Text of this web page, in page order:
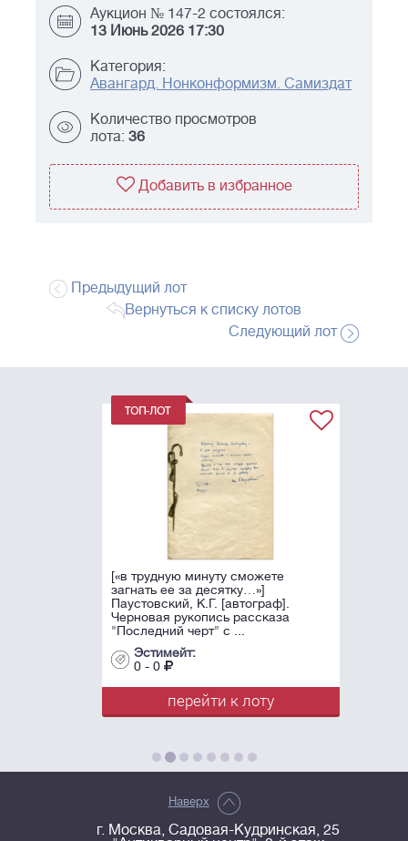
Аукцион № 147-2 состоялся:
13 Июнь 2026 17:30
Категория:
Авангард. Нонконформизм. Самиздат
Количество просмотров
лота: 36
Добавить в избранное
Предыдущий лот
Вернуться к списку лотов
Следующий лот
[«в трудную минуту сможете
загнать ее за десятку…»]
Паустовский, К.Г. [автограф].
Черновая рукопись рассказа
"Последний черт" с ...
Эстимейт:
0 - 0
перейти к лоту
Наверх
г. Москва, Садовая-Кудринская, 25